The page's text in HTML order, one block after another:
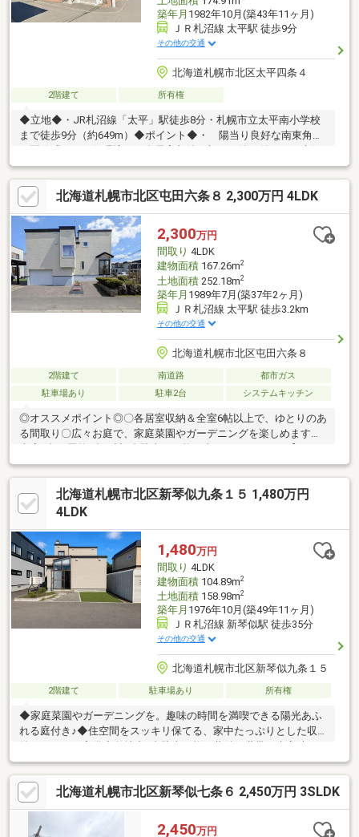
築年月 1982年10月(築43年11ヶ月)
ＪＲ札沼線 太平駅 徒歩9分
その他の交通
北海道札幌市北区太平四条４
2階建て 所有権
◆立地◆・JR札沼線「太平」駅徒歩8分・札幌市立太平南小学校
まで徒歩9分（約649m）◆ポイント◆・ 陽当り良好な南東角地
には家庭菜園なども楽しめる大きなお庭あり・ 外構工事を行う
ことで駐車3台まで可能（車種による）◆リフォーム詳細◆・
2001年6月：外装リフォーム（屋根）完了～設立30年の実績。後
悔しない住まい選びを～（株）円美屋にお任せください。TEL：
0120-081-038
北海道札幌市北区屯田六条８ 2,300万円 4LDK
2,300万円
間取り 4LDK
建物面積167.26m2
土地面積252.18m2
築年月 1989年7月(築37年2ヶ月)
ＪＲ札沼線 太平駅 徒歩3.2km
その他の交通
北海道札幌市北区屯田六条８
2階建て 南道路
都市ガス
駐車場あり
駐車2台 システムキッチン
◎オススメポイント◎〇各居室収納＆全室6帖以上で、ゆとりのあ
る間取り〇広々お庭で、家庭菜園やガーデニングを楽しめます〇
ォーム歴】・2017年8月：屋根張替、シーリング工事・2022年9
月：給湯ボイラー交換その他メンテナンスされており、売主様が
大切にお使いのお家です・給湯 暖房：灯油◇中央バス「北陵高校
前」駅まで徒歩4分 …乗車約14分で「麻生駅」へアクセス◇コー
（車で6分）◇屯田西小学校まで徒歩10分◇屯田中央中学校まで
徒歩4分
北海道札幌市北区新琴似九条１５ 1,480万円
4LDK
1,480万円
間取り 4LDK
建物面積104.89m2
土地面積158.98m2
築年月 1976年10月(築49年11ヶ月)
ＪＲ札沼線 新琴似駅 徒歩35分
その他の交通
北海道札幌市北区新琴似九条１５
2階建て 駐車場あり 所有権
◆家庭菜園やガーデニングを。趣味の時間を満喫できる陽光あふ
れる庭付き♪◆住空間をスッキリ保てる、家中たっぷりとした収
安心のスペースを確保
北海道札幌市北区新琴似七条６ 2,450万円 3SLDK
2,450万円